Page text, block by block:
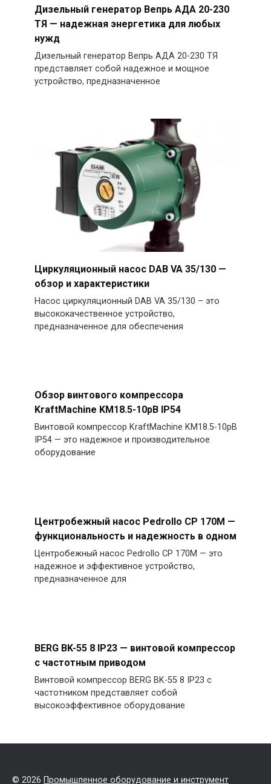
Дизельный генератор Вепрь АДА 20-230
ТЯ — надежная энергетика для любых
нужд
Дизельный генератор Вепрь АДА 20-230 ТЯ
представляет собой надежное и мощное
устройство, предназначенное
Циркуляционный насос DAB VA 35/130 —
обзор и характеристики
Насос циркуляционный DAB VA 35/130 – это
высококачественное устройство,
предназначенное для обеспечения
Обзор винтового компрессора
KraftMachine KM18.5-10рВ IP54
Винтовой компрессор KraftMachine KM18.5-10рВ
IP54 — это надежное и производительное
оборудование
Центробежный насос Pedrollo CP 170M —
функциональность и надежность в одном
Центробежный насос Pedrollo CP 170M — это
надежное и эффективное устройство,
предназначенное для
BERG BK-55 8 IP23 — винтовой компрессор
с частотным приводом
Винтовой компрессор BERG BK-55 8 IP23 с
частотником представляет собой
высокоэффективное оборудование
© 2026 Промышленное оборудование и инструмент